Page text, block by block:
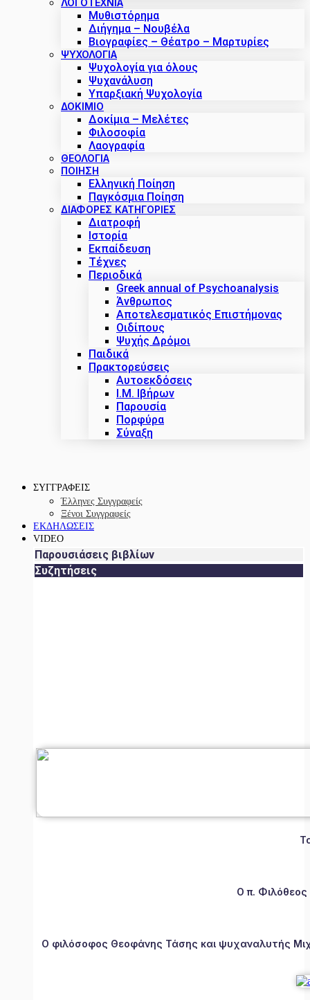
Μυθιστόρημα
Διήγημα – Νουβέλα
Βιογραφίες – Θέατρο – Μαρτυρίες
ΨΥΧΟΛΟΓΙΑ
Ψυχολογία για όλους
Ψυχανάλυση
Υπαρξιακή Ψυχολογία
ΔΟΚΊΜΙΟ
Δοκίμια – Μελέτες
Φιλοσοφία
Λαογραφία
ΘΕΟΛΟΓΙΑ
ΠΟΙΗΣΗ
Ελληνική Ποίηση
Παγκόσμια Ποίηση
ΔΙΑΦΟΡΕΣ ΚΑΤΗΓΟΡΙΕΣ
Διατροφή
Ιστορία
Εκπαίδευση
Τέχνες
Περιοδικά
Greek annual of Psychoanalysis
Άνθρωπος
Αποτελεσματικός Επιστήμονας
Οιδίπους
Ψυχής Δρόμοι
Παιδικά
Πρακτoρεύσεις
Αυτοεκδόσεις
Ι.Μ. Ιβήρων
Παρουσία
Πορφύρα
Σύναξη
ΣΥΓΓΡΑΦΕΙΣ
Έλληνες Συγγραφείς
Ξένοι Συγγραφείς
ΕΚΔΗΛΩΣΕΙΣ
VIDEO
Παρουσιάσεις βιβλίων
Συζητήσεις
Ο π.
Ο φιλόσοφος Θεοφάνης Τάσης και ψυχαναλυτής